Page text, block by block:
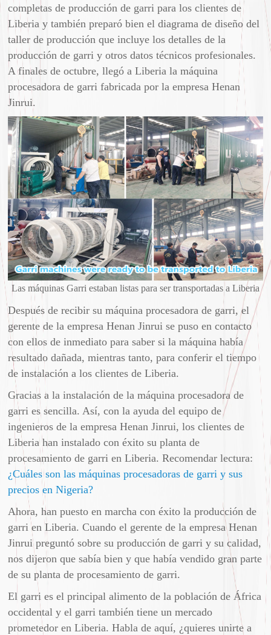
completas de producción de garri para los clientes de
Liberia y también preparó bien el diagrama de diseño del
taller de producción que incluye los detalles de la
producción de garri y otros datos técnicos profesionales.
A finales de octubre, llegó a Liberia la máquina
procesadora de garri fabricada por la empresa Henan
Jinrui.
Las máquinas Garri estaban listas para ser transportadas a Liberia
Después de recibir su máquina procesadora de garri, el
gerente de la empresa Henan Jinrui se puso en contacto
con ellos de inmediato para saber si la máquina había
resultado dañada, mientras tanto, para conferir el tiempo
de instalación a los clientes de Liberia.
Gracias a la instalación de la máquina procesadora de
garri es sencilla. Así, con la ayuda del equipo de
ingenieros de la empresa Henan Jinrui, los clientes de
Liberia han instalado con éxito su planta de
procesamiento de garri en Liberia. Recomendar lectura:
¿Cuáles son las máquinas procesadoras de garri y sus
precios en Nigeria?
Ahora, han puesto en marcha con éxito la producción de
garri en Liberia. Cuando el gerente de la empresa Henan
Jinrui preguntó sobre su producción de garri y su calidad,
nos dijeron que sabía bien y que había vendido gran parte
de su planta de procesamiento de garri.
El garri es el principal alimento de la población de África
occidental y el garri también tiene un mercado
prometedor en Liberia. Habla de aquí, ¿quieres unirte a